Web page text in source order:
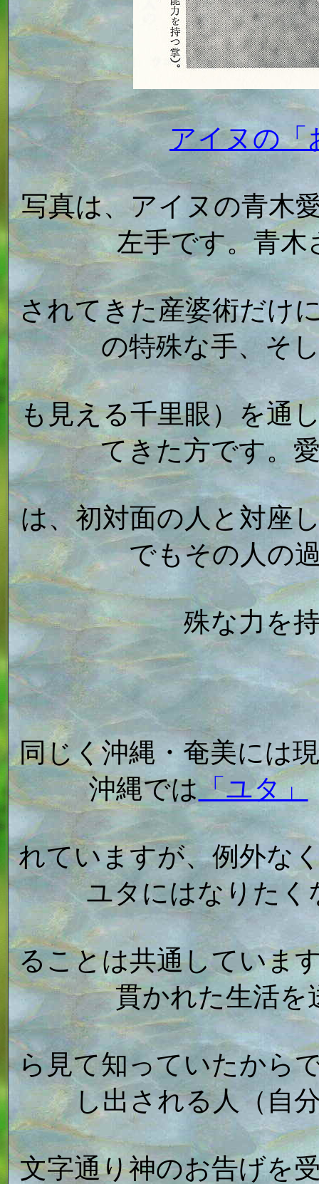
アイヌの「
写真は、アイヌの青木
左手です。青木
されてきた産婆術だけ
の特殊な手、そ
も見える千里眼）を通
てきた方です。
は、初対面の人と対座
でもその人の
殊な力を
同じく沖縄・奄美には
沖縄では「ユタ」
れていますが、例外な
ユタにはなりたく
ることは共通していま
貫かれた生活を
ら見て知っていたから
し出される人（自
文字通り神のお告げを